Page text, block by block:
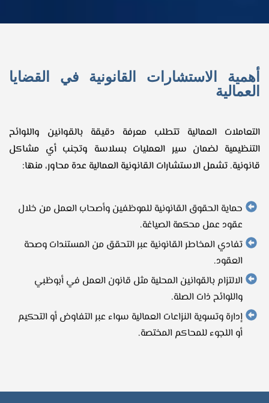
أهمية الاستشارات القانونية في القضايا
العمالية
التعاملات العمالية تتطلب معرفة دقيقة بالقوانين واللوائح
التنظيمية لضمان سير العمليات بسلاسة وتجنب أي مشاكل
قانونية. تشمل الاستشارات القانونية العمالية عدة محاور، منها:​
حماية الحقوق القانونية للموظفين وأصحاب العمل من خلال
عقود عمل محكمة الصياغة.​
تفادي المخاطر القانونية عبر التحقق من المستندات وصحة
العقود.​
الالتزام بالقوانين المحلية مثل قانون العمل في أبوظبي
واللوائح ذات الصلة.​
إدارة وتسوية النزاعات العمالية سواء عبر التفاوض أو التحكيم
أو اللجوء للمحاكم المختصة.​